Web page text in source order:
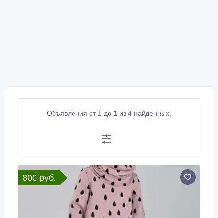
Объявления от 1 до 1 из 4 найденных.
800 руб.